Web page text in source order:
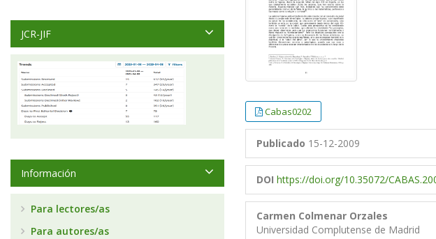
Cabas0202
Publicado 15-12-2009
DOI https://doi.org/10.35072/
Carmen Colmenar Orzales
Universidad Complutense de Madrid
JCR-JIF
Información
Para lectores/as
Para autores/as